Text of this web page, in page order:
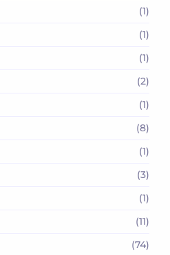
(1)
(1)
(1)
(2)
(1)
(8)
(1)
(3)
(1)
(11)
(74)